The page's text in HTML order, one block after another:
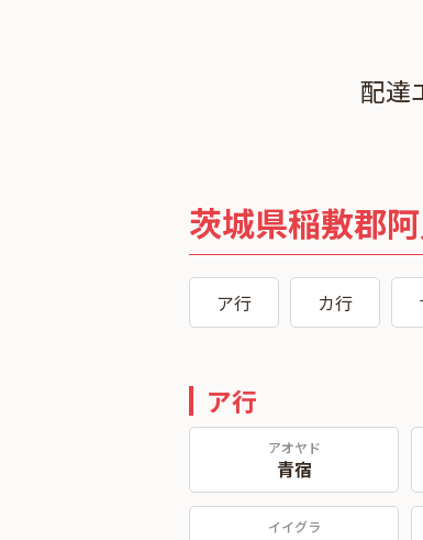
配達
茨城県稲敷郡
ア行 カ行
ア行
アオヤド
青宿
イイグラ